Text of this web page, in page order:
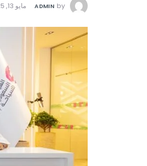
by
ADMIN مايو 13, 2025